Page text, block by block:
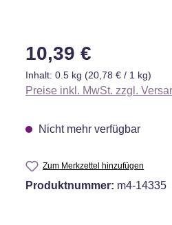
Regulärer Preis:
10,39 €
Inhalt: 0.5 kg (20,78 € / 1 kg)
Preise inkl. MwSt. zzgl.
Nicht mehr verfügbar
Zum Merkzettel hinzufügen
Produktnummer: m4-14335